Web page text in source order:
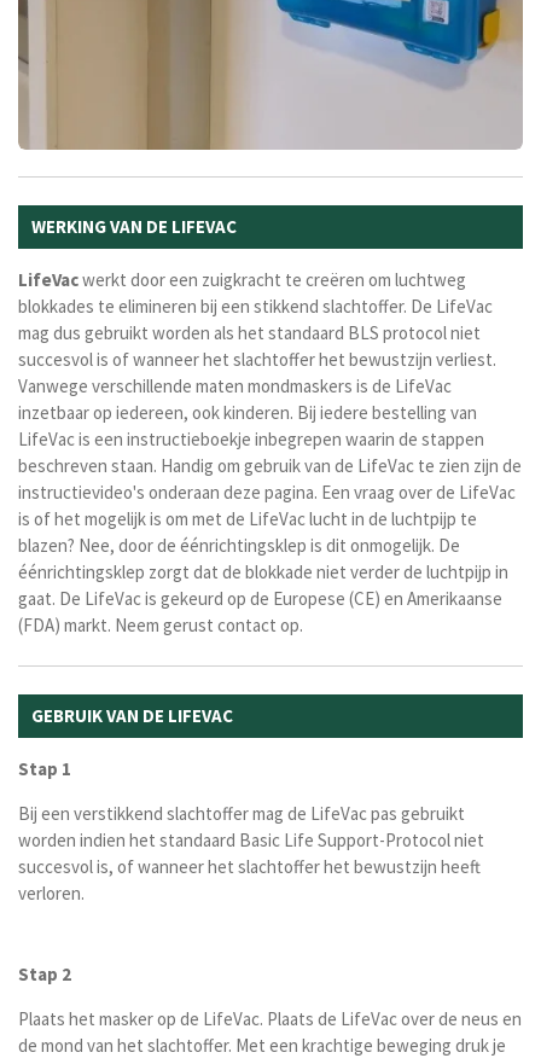
WERKING VAN DE LIFEVAC
LifeVacwerkt door een zuigkracht te creëren om luchtweg
blokkades te elimineren bij een stikkend slachtoffer. De LifeVac
mag dus gebruikt worden als het standaard BLS protocol niet
succesvol is of wanneer het slachtoffer het bewustzijn verliest.
Vanwege verschillende maten mondmaskers is de LifeVac
inzetbaar op iedereen, ook kinderen. Bij iedere bestelling van
LifeVac is een instructieboekje inbegrepen waarin de stappen
beschreven staan. Handig om gebruik van de LifeVac te zien zijn de
instructievideo's onderaan deze pagina. Een vraag over de LifeVac
is of het mogelijk is om met de LifeVac lucht in de luchtpijp te
blazen? Nee, door de éénrichtingsklep is dit onmogelijk. De
éénrichtingsklep zorgt dat de blokkade niet verder de luchtpijp in
gaat. De LifeVac is gekeurd op de Europese (CE) en Amerikaanse
(FDA) markt. Neem gerust contact op.
GEBRUIK VAN DE LIFEVAC
Stap 1
Bij een verstikkend slachtoffer mag de LifeVac pas gebruikt
worden indien het standaard Basic Life Support-Protocol niet
succesvol is, of wanneer het slachtoffer het bewustzijn heeft
verloren.
Stap 2
Plaats het masker op de LifeVac. Plaats de LifeVac over de neus en
de mond van het slachtoffer. Met een krachtige beweging druk je